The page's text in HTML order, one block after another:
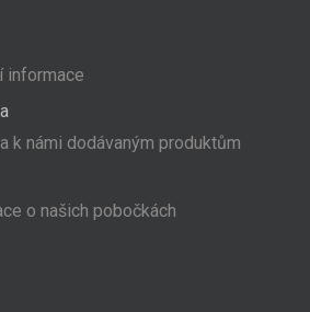
informace
k námi dodávaným produktům
o našich pobočkách